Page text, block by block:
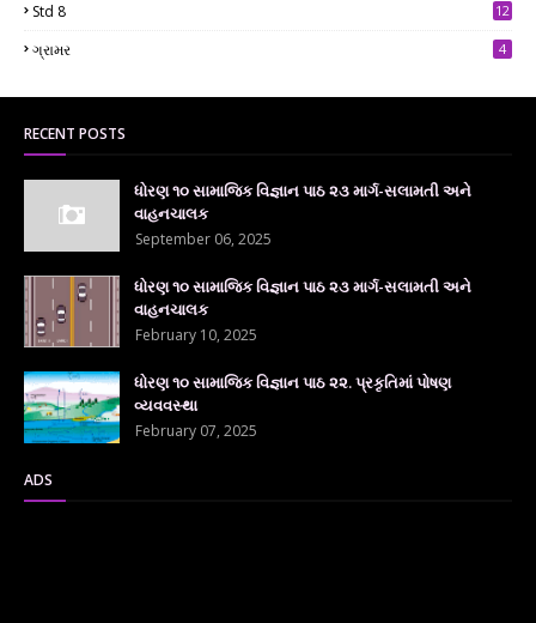
Std 8
12
ગ્રામર 4
RECENT POSTS
ધોરણ ૧૦ સામાજિક વિજ્ઞાન પાઠ ૨૩ માર્ગ-સલામતી અને
વાહનચાલક
September 06, 2025
ધોરણ ૧૦ સામાજિક વિજ્ઞાન પાઠ ૨૩ માર્ગ-સલામતી અને
વાહનચાલક
February 10, 2025
ધોરણ ૧૦ સામાજિક વિજ્ઞાન પાઠ ૨૨. પ્રકૃતિમાં પોષણ
વ્યવવસ્થા
February 07, 2025
ADS